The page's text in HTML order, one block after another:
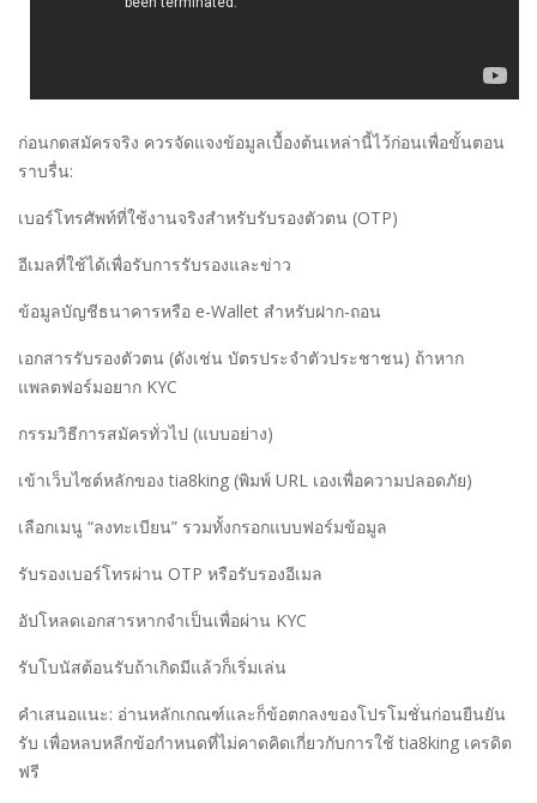
ก่อนกดสมัครจริง ควรจัดแจงข้อมูลเบื้องต้นเหล่านี้ไว้ก่อนเพื่อขั้นตอน
ราบรื่น:
เบอร์โทรศัพท์ที่ใช้งานจริงสำหรับรับรองตัวตน (OTP)
อีเมลที่ใช้ได้เพื่อรับการรับรองและข่าว
ข้อมูลบัญชีธนาคารหรือ e-Wallet สำหรับฝาก-ถอน
เอกสารรับรองตัวตน (ดังเช่น บัตรประจำตัวประชาชน) ถ้าหาก
แพลตฟอร์มอยาก KYC
กรรมวิธีการสมัครทั่วไป (แบบอย่าง)
เข้าเว็บไซต์หลักของ tia8king (พิมพ์ URL เองเพื่อความปลอดภัย)
เลือกเมนู “ลงทะเบียน” รวมทั้งกรอกแบบฟอร์มข้อมูล
รับรองเบอร์โทรผ่าน OTP หรือรับรองอีเมล
อัปโหลดเอกสารหากจำเป็นเพื่อผ่าน KYC
รับโบนัสต้อนรับถ้าเกิดมีแล้วก็เริ่มเล่น
คำเสนอแนะ: อ่านหลักเกณฑ์และก็ข้อตกลงของโปรโมชั่นก่อนยืนยัน
รับ เพื่อหลบหลีกข้อกำหนดที่ไม่คาดคิดเกี่ยวกับการใช้ tia8king เครดิต
ฟรี